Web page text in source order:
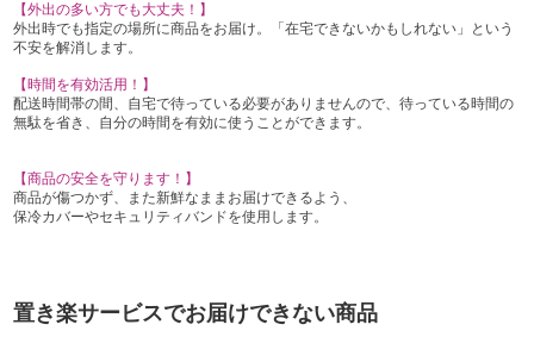
【外出の多い方でも大丈夫！】
外出時でも指定の場所に商品をお届け。「在宅できないかもしれない」という
不安を解消します。
【時間を有効活用！】
配送時間帯の間、自宅で待っている必要がありませんので、待っている時間の
無駄を省き、自分の時間を有効に使うことができます。
【商品の安全を守ります！】
商品が傷つかず、また新鮮なままお届けできるよう、
保冷カバーやセキュリティバンドを使用します。
置き楽サービスでお届けできない商品